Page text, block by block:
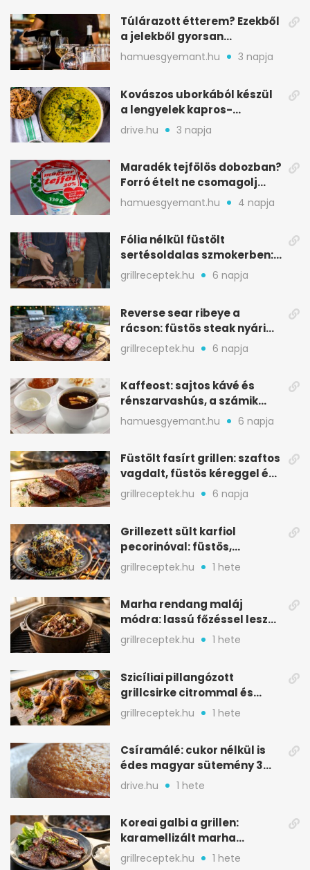
Túlárazott étterem? Ezekből
a jelekből gyorsan
észreveheted
hamuesgyemant.hu 3 napja
Kovászos uborkából készül
a lengyelek kapros-
savanykás levese
drive.hu 3 napja
Maradék tejfölös dobozban?
Forró ételt ne csomagolj
ilyen tégelybe
hamuesgyemant.hu 4 napja
Fólia nélkül füstölt
sertésoldalas szmokerben:
ropogós bark, 6 óra
grillreceptek.hu 6 napja
Reverse sear ribeye a
rácson: füstös steak nyári
tökkebabbal
grillreceptek.hu 6 napja
Kaffeost: sajtos kávé és
rénszarvashús, a számik
melegítő itala
hamuesgyemant.hu 6 napja
Füstölt fasírt grillen: szaftos
vagdalt, füstös kéreggel és
BBQ mázzal
grillreceptek.hu 6 napja
Grillezett sült karfiol
pecorinóval: füstös,
karamellizált nyári kedvenc
grillreceptek.hu 1 hete
Marha rendang maláj
módra: lassú főzéssel lesz
igazán szaftos
grillreceptek.hu 1 hete
Szicíliai pillangózott
grillcsirke citrommal és
oregánóval
grillreceptek.hu 1 hete
Csíramálé: cukor nélkül is
édes magyar sütemény 3
alapanyagból
drive.hu 1 hete
Koreai galbi a grillen:
karamellizált marha
rövidborda gyorsan
grillreceptek.hu 1 hete